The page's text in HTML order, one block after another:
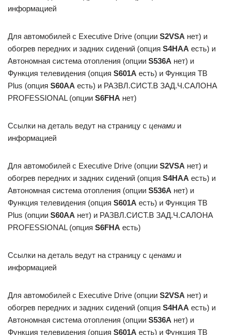
информацией
Для автомобилей с Executive Drive (опции S2VSA нет) и
обогрев передних и задних сидений (опция S4HAA есть) и
Автономная система отопления (опции S536A нет) и
Функция телевидения (опция S601A есть) и Функция ТВ
Plus (опция S60AA есть) и РАЗВЛ.СИСТ.В ЗАД.Ч.САЛОНА
PROFESSIONAL (опции S6FHA нет)
Ссылки на деталь ведут на страницу с ценами и
информацией
Для автомобилей с Executive Drive (опции S2VSA нет) и
обогрев передних и задних сидений (опция S4HAA есть) и
Автономная система отопления (опции S536A нет) и
Функция телевидения (опция S601A есть) и Функция ТВ
Plus (опции S60AA нет) и РАЗВЛ.СИСТ.В ЗАД.Ч.САЛОНА
PROFESSIONAL (опция S6FHA есть)
Ссылки на деталь ведут на страницу с ценами и
информацией
Для автомобилей с Executive Drive (опции S2VSA нет) и
обогрев передних и задних сидений (опция S4HAA есть) и
Автономная система отопления (опции S536A нет) и
Функция телевидения (опция S601A есть) и Функция ТВ